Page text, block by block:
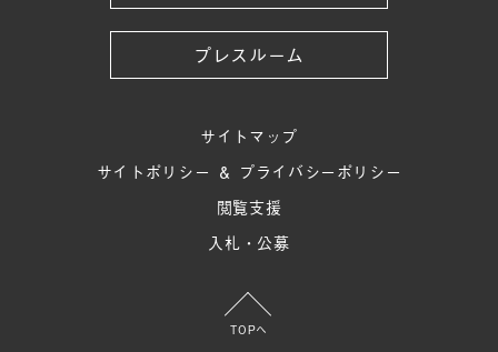
プレスルーム
サイトマップ
サイトポリシー ＆ プライバシーポリシー
閲覧支援
入札・公募
TOPへ